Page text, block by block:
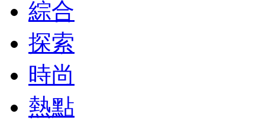
綜合
探索
時尚
熱點